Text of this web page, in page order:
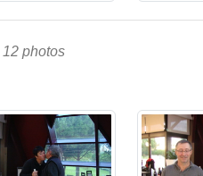
12 photos